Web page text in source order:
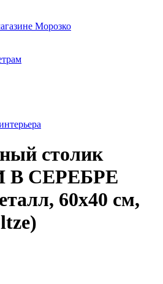
столик
СЕРЕБРЕ
60х40 см,